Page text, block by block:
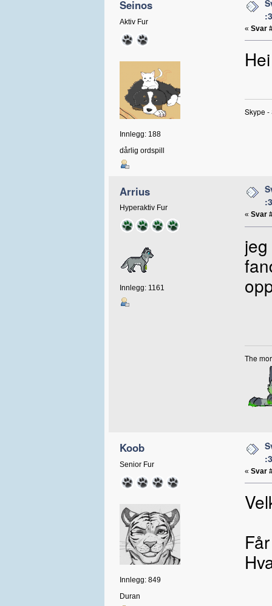
Seinos
Aktiv Fur
Innlegg: 188
dårlig ordspill
:3
« Svar
Skype -
Arrius
Hyperaktiv Fur
Innlegg: 1161
:3
« Svar
The
Koob
Senior Fur
Innlegg: 849
Duran
:3
« Svar